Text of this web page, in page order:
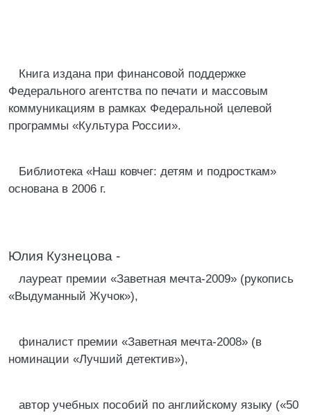
Книга издана при финансовой поддержке
Федерального агентства по печати и массовым
коммуникациям в рамках Федеральной целевой
программы «Культура России».
Библиотека «Наш ковчег: детям и подросткам»
основана в 2006 г.
Юлия Кузнецова -
лауреат премии «Заветная мечта-2009» (рукопись
«Выдуманный Жучок»),
финалист премии «Заветная мечта-2008» (в
номинации «Лучший детектив»),
автор учебных пособий по английскому языку («50